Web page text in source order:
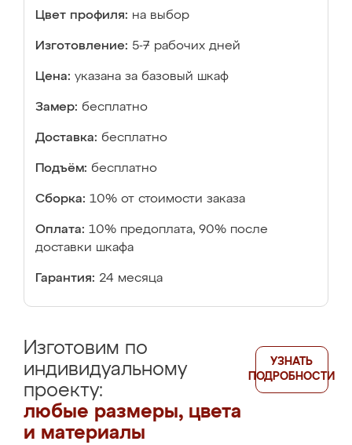
Цвет профиля: на выбор
Изготовление: 5-7 рабочих дней
Цена: указана за базовый шкаф
Замер: бесплатно
Доставка: бесплатно
Подъём: бесплатно
Сборка: 10% от стоимости заказа
Оплата: 10% предоплата, 90% после
доставки шкафа
Гарантия: 24 месяца
Изготовим по
индивидуальному
проекту:
любые размеры, цвета
и материалы
УЗНАТЬ
ПОДРОБНОСТИ